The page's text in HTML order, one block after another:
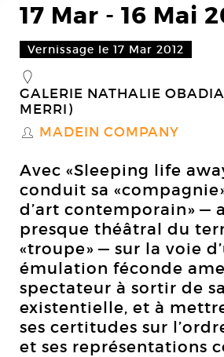
17 Mar - 16 Mai
Vernissage le 17 Mar 2012
_
GALERIE NATHALIE
MERRI)
S MADEIN COMPANY
Avec «Sleeping life
conduit sa
d’art contemporain» —
presque théâtral du
«troupe» — sur la voie
émulation féconde
spectateur à sortir de
existentielle, et à
ses certitudes sur
et ses représentations